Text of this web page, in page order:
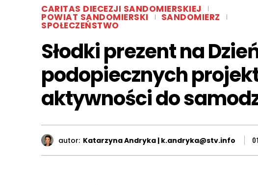
CARITAS DIECEZJI SANDOMIERSKIEJ
POWIAT SANDOMIERSKI SANDOMIERZ
SPOŁECZEŃSTWO
Słodki prezent na
podopiecznych
aktywności do
autor: Katarzyna Andryka | k.andryka@stv.info